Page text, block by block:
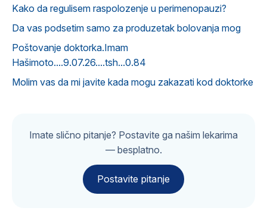
Kako da regulisem raspolozenje u perimenopauzi?
Da vas podsetim samo za produzetak bolovanja mog
Poštovanje doktorka.Imam
Hašimoto....9.07.26....tsh...0.84
Molim vas da mi javite kada mogu zakazati kod doktorke
Imate slično pitanje? Postavite ga našim lekarima
— besplatno.
Postavite pitanje